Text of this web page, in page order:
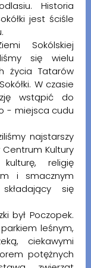
Historia
jest ściśle
Sokólskiej
się wielu
życia Tatarów
W czasie
wstąpić do
- miejsca cudu
najstarszy
Kultury
kulturę, religię
i smacznym
się
był Poczopek.
leśnym,
ciekawymi
potężnych